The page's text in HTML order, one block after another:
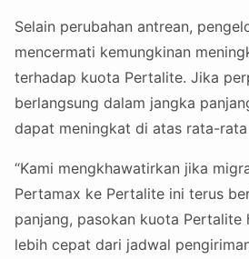
Selain perubahan antrean,
mencermati kemungkinan
terhadap kuota Pertalite. Jika
berlangsung dalam jangka
dapat meningkat di atas rata-
“Kami mengkhawatirkan jika
Pertamax ke Pertalite ini terus
panjang, pasokan kuota Pertalite
lebih cepat dari jadwal